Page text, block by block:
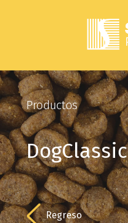
Productos
DogClassic
Regreso